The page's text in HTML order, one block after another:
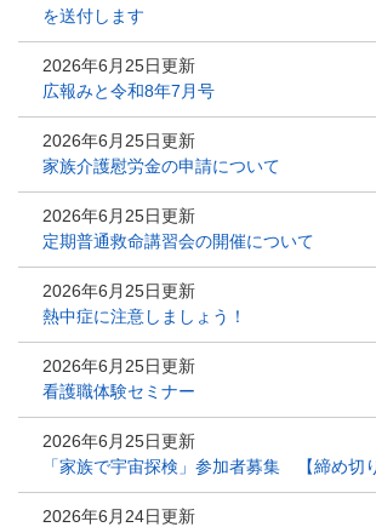
を送付します
2026年6月25日更新
広報みと令和8年7月号
2026年6月25日更新
家族介護慰労金の申請について
2026年6月25日更新
定期普通救命講習会の開催について
2026年6月25日更新
熱中症に注意しましょう！
2026年6月25日更新
看護職体験セミナー
2026年6月25日更新
「家族で宇宙探検」参加者募集 【締め切
2026年6月24日更新